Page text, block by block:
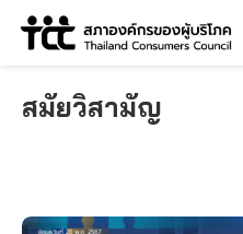
Skip
สมัยวิสามัญ